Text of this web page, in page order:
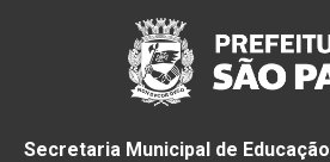
Secretaria Municipal de Educação